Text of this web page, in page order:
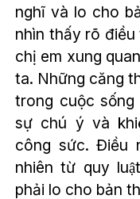
nghĩ và lo cho
nhìn thấy rõ
chị em xung
ta. Những căng
trong cuộc
sự chú ý và
công sức. Điều
nhiên từ quy
phải lo cho bản